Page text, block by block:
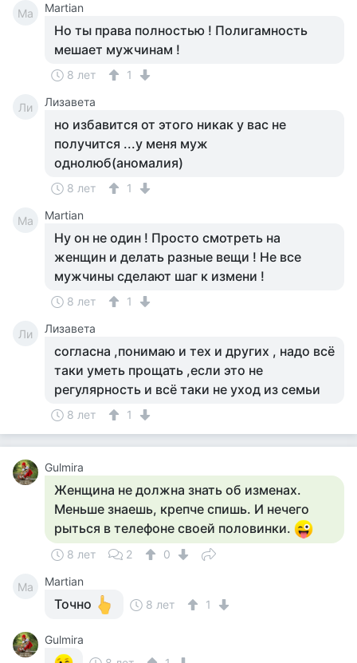
Ma Martian
Но ты права полностью ! Полигамность
мешает мужчинам !
8 лет 1
Ли Лизавета
но избавится от этого никак у вас не
получится ...у меня муж
однолюб(аномалия)
8 лет 1
Ma Martian
Ну он не один ! Просто смотреть на
женщин и делать разные вещи ! Не все
мужчины сделают шаг к измени !
8 лет 1
Ли Лизавета
согласна ,понимаю и тех и других , надо всё
таки уметь прощать ,если это не
регулярность и всё таки не уход из семьи
8 лет 1
Gulmira
Женщина не должна знать об изменах.
Меньше знаешь, крепче спишь. И нечего
рыться в телефоне своей половинки.
8 лет 2 0
Ma Martian
Точно 8 лет 1
Gulmira